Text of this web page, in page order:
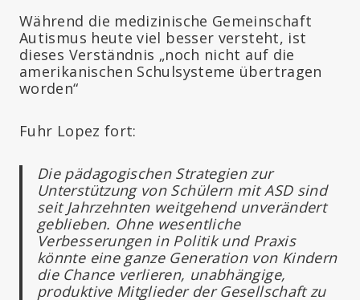
Während die medizinische Gemeinschaft
Autismus heute viel besser versteht, ist
dieses Verständnis „noch nicht auf die
amerikanischen Schulsysteme übertragen
worden“
Fuhr Lopez fort:
Die pädagogischen Strategien zur
Unterstützung von Schülern mit ASD sind
seit Jahrzehnten weitgehend unverändert
geblieben. Ohne wesentliche
Verbesserungen in Politik und Praxis
könnte eine ganze Generation von Kindern
die Chance verlieren, unabhängige,
produktive Mitglieder der Gesellschaft zu